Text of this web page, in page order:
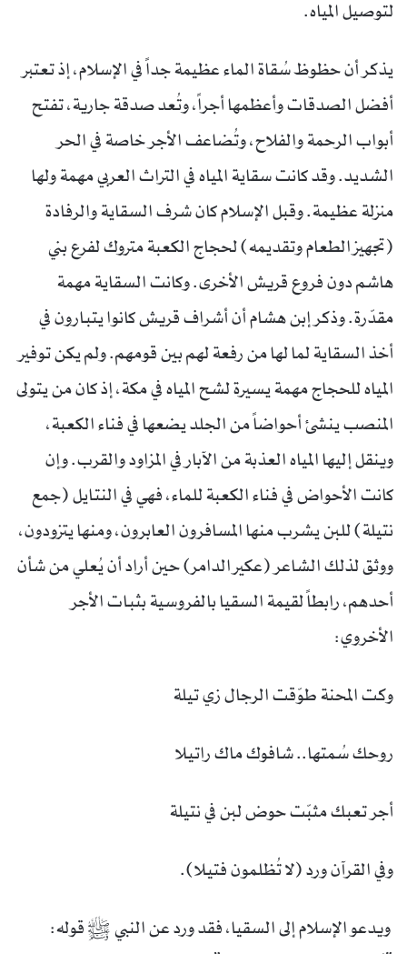
لتوصيل المياه.
يذكر أن حظوظ سُقاة الماء عظيمة جداً في الإسلام، إذ تعتبر
أفضل الصدقات وأعظمها أجراً، وتُعد صدقة جارية، تفتح
أبواب الرحمة والفلاح، وتُضاعف الأجر خاصة في الحر
الشديد. وقد كانت سقاية المياه في التراث العربي مهمة ولها
منزلة عظيمة. وقبل الإسلام كان شرف السقاية والرفادة
(تجهيز الطعام وتقديمه) لحجاج الكعبة متروك لفرع بني
هاشم دون فروع قريش الأخرى. وكانت السقاية مهمة
مقدّرة. وذكر إبن هشام أن أشراف قريش كانوا يتبارون في
أخذ السقاية لما لها من رفعة لهم بين قومهم. ولم يكن توفير
المياه للحجاج مهمة يسيرة لشح المياه في مكة، إذ كان من يتولى
المنصب ينشئ أحواضاً من الجلد يضعها في فناء الكعبة،
وينقل إليها المياه العذبة من الآبار في المزاود والقرب. وإن
كانت الأحواض في فناء الكعبة للماء، فهي في النتايل (جمع
نتيلة) للبن يشرب منها المسافرون العابرون، ومنها يتزودون،
ووثق لذلك الشاعر (عكير الدامر) حين أراد أن يُعلي من شأن
أحدهم، رابطاً لقيمة السقيا بالفروسية بثبات الأجر
الأخروي:
وكت المحنة طوّقت الرجال زي تيلة
روحك سُمتها.. شافوك ماك راتيلا
أجر تعبك مثبّت حوض لبن في نتيلة
وفي القرآن ورد (لا تُظلمون فتيلا).
ويدعو الإسلام إلى السقيا، فقد ورد عن النبي ﷺ قوله: